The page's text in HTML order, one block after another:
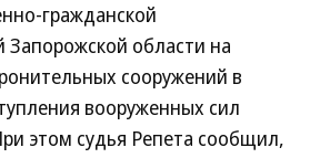
гражданской
Запорожской области на
сооружений в
вооруженных сил
этом судья Репета сообщил,